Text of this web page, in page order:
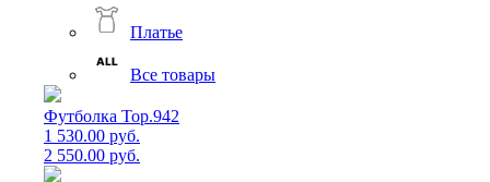
Платье
Все товары
Футболка Top.942
1 530.00 руб.
2 550.00 руб.